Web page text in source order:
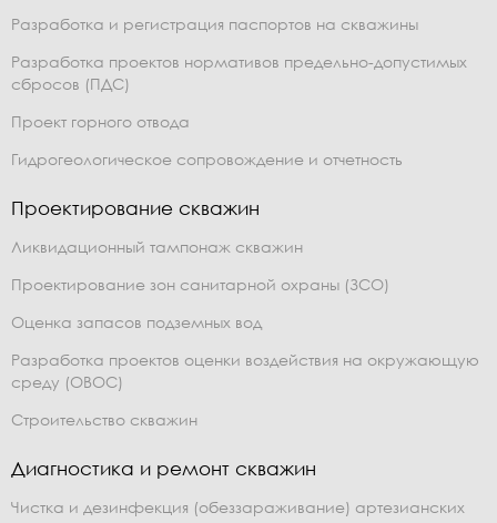
Разработка и регистрация паспортов на скважины
Разработка проектов нормативов предельно-допустимых
сбросов (ПДС)
Проект горного отвода
Гидрогеологическое сопровождение и отчетность
Проектирование скважин
Ликвидационный тампонаж скважин
Проектирование зон санитарной охраны (ЗСО)
Оценка запасов подземных вод
Разработка проектов оценки воздействия на окружающую
среду (ОВОС)
Строительство скважин
Диагностика и ремонт скважин
Чистка и дезинфекция (обеззараживание) артезианских